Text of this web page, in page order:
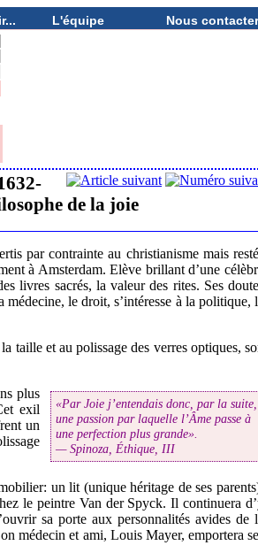
L'équipe Nous contacter
de la joie
par contrainte au christianisme mais
à Amsterdam. Elève brillant d’une
livres sacrés, la valeur des rites. Ses
le droit, s’intéresse à la politique,
taille et au polissage des verres optiques,
«Par Joie j’entendais donc, par la suite,
une passion par laquelle l’Âme passe à
une perfection plus grande».
— Spinoza, Éthique, III
plus
exil
un
un lit (unique héritage de ses
le peintre Van der Spyck. Il continuera
sa porte aux personnalités avides de
médecin et ami, Louis Mayer, emportera